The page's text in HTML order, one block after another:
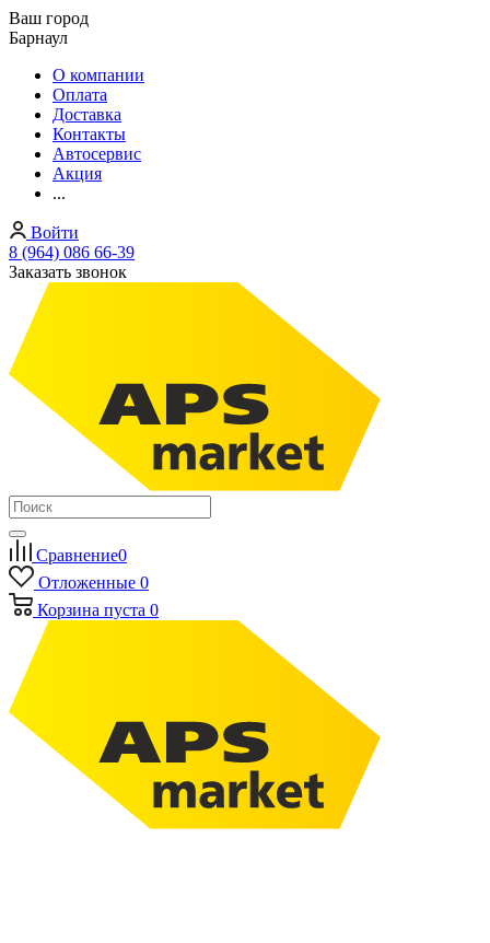
Ваш город
Барнаул
О компании
Оплата
Доставка
Контакты
Автосервис
Акция
...
Войти
8 (964) 086 66-39
Заказать звонок
Сравнение0
Отложенные 0
Корзина пуста 0